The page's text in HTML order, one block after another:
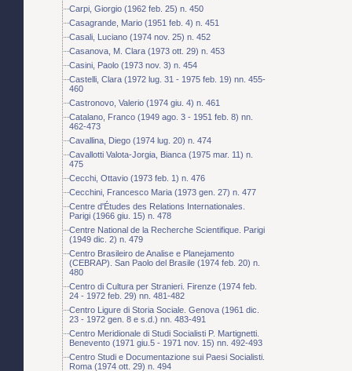
Carpi, Giorgio (1962 feb. 25) n. 450
Casagrande, Mario (1951 feb. 4) n. 451
Casali, Luciano (1974 nov. 25) n. 452
Casanova, M. Clara (1973 ott. 29) n. 453
Casini, Paolo (1973 nov. 3) n. 454
Castelli, Clara (1972 lug. 31 - 1975 feb. 19) nn. 455-
460
Castronovo, Valerio (1974 giu. 4) n. 461
Catalano, Franco (1949 ago. 3 - 1951 feb. 8) nn.
462-473
Cavallina, Diego (1974 lug. 20) n. 474
Cavallotti Valota-Jorgia, Bianca (1975 mar. 11) n.
475
Cecchi, Ottavio (1973 feb. 1) n. 476
Cecchini, Francesco Maria (1973 gen. 27) n. 477
Centre d'Études des Relations Internationales.
Parigi (1966 giu. 15) n. 478
Centre National de la Recherche Scientifique. Parigi
(1949 dic. 2) n. 479
Centro Brasileiro de Analise e Planejamento
(CEBRAP). San Paolo del Brasile (1974 feb. 20) n.
480
Centro di Cultura per Stranieri. Firenze (1974 feb.
24 - 1972 feb. 29) nn. 481-482
Centro Ligure di Storia Sociale. Genova (1961 dic.
23 - 1972 gen. 8 e s.d.) nn. 483-491
Centro Meridionale di Studi Socialisti P. Martignetti.
Benevento (1971 giu.5 - 1971 nov. 15) nn. 492-493
Centro Studi e Documentazione sui Paesi Socialisti.
Roma (1974 ott. 29) n. 494